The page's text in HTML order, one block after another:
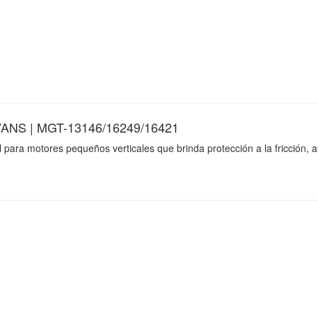
| MGT-13146/16249/16421
motores pequeños verticales que brinda protección a la fricción,